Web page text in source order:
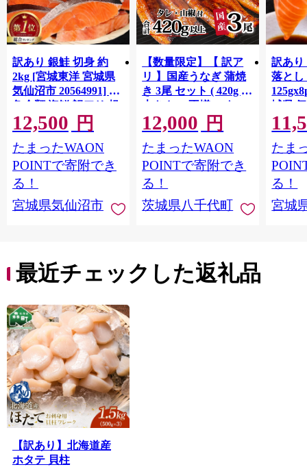
訳あり 銀鮭 切身 約
2kg [宮城東洋 宮城県
気仙沼市 20564991] 鮭
魚介類 海鮮 訳アリ 規
格外 不揃い さけ サケ
鮭切身 シャケ 切り身
冷凍 家庭用 おかず 弁
当 支援 サーモン 銀鮭
切り身 魚 わけあり
12,500 円
たまったWAON
POINTで寄附でき
る！
宮城県気仙沼市
【数量限定】【 訳ア
リ 】国産うなぎ 蒲焼
き 3尾 セット ( 420g )
大きさ の不揃い タ
レ・山椒付き ウナギ
鰻 ふぞろい 不揃い う
な重 ひつまぶし 人気
茨城 八千代町 ふるさ
と納税 冷凍 [SF951ya]
12,000 円
たまったWAON
POINTで寄附でき
る！
茨城県八千代町
訳あり
落とし
城県
お刺し
生 生
鮭 銀
介
たま
る！
宮城
最近チェックした返礼品
【訳あり】北海道産
ホタテ 貝柱